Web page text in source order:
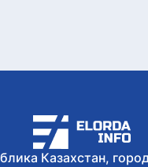
Академия Абая
монографии
Казахстан,